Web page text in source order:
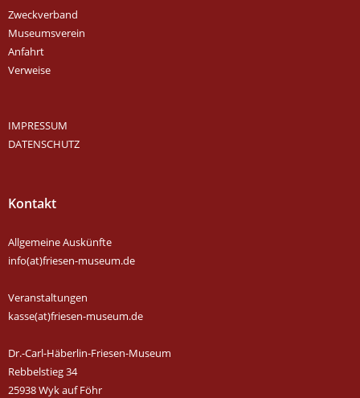
Zweckverband
Museumsverein
Anfahrt
Verweise
IMPRESSUM
DATENSCHUTZ
Kontakt
Allgemeine Auskünfte
info(at)friesen-museum.de
Veranstaltungen
kasse(at)friesen-museum.de
Dr.-Carl-Häberlin-Friesen-Museum
Rebbelstieg 34
25938 Wyk auf Föhr